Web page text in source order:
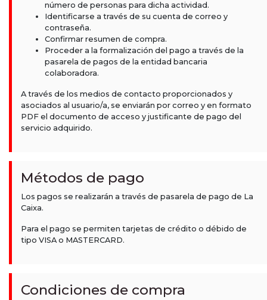
número de personas para dicha actividad.
Identificarse a través de su cuenta de correo y
contraseña.
Confirmar resumen de compra.
Proceder a la formalización del pago a través de la
pasarela de pagos de la entidad bancaria
colaboradora.
A través de los medios de contacto proporcionados y
asociados al usuario/a, se enviarán por correo y en formato
PDF el documento de acceso y justificante de pago del
servicio adquirido.
Métodos de pago
Los pagos se realizarán a través de pasarela de pago de La
Caixa.
Para el pago se permiten tarjetas de crédito o débido de
tipo VISA o MASTERCARD.
Condiciones de compra